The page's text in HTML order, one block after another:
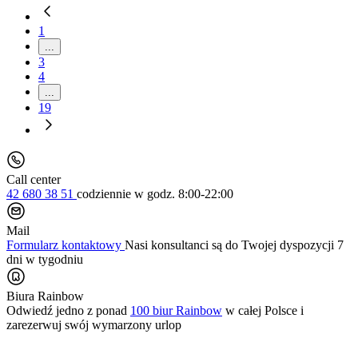
1
3
4
19
Call center
42 680 38 51 codziennie w godz. 8:00-22:00
Mail
Formularz kontaktowy Nasi konsultanci są do Twojej dyspozycji 7
dni w tygodniu
Biura Rainbow
Odwiedź jedno z ponad 100 biur Rainbow w całej Polsce i
zarezerwuj swój wymarzony urlop